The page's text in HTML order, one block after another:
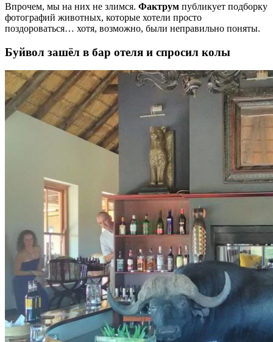
Впрочем, мы на них не злимся. Фактрум публикует подборку
фотографий животных, которые хотели просто
поздороваться… хотя, возможно, были неправильно поняты.
Буйвол зашёл в бар отеля и спросил колы